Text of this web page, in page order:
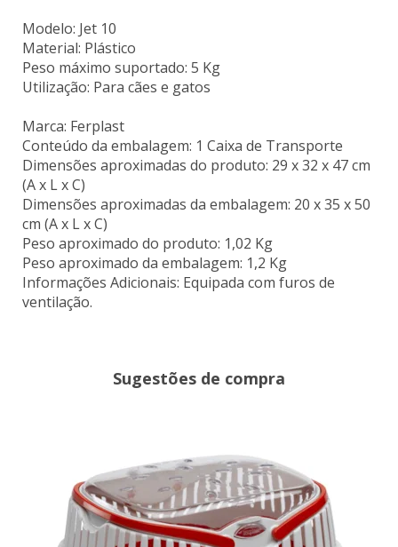
Modelo: Jet 10
Material: Plástico
Peso máximo suportado: 5 Kg
Utilização: Para cães e gatos
Marca: Ferplast
Conteúdo da embalagem: 1 Caixa de Transporte
Dimensões aproximadas do produto: 29 x 32 x 47 cm
(A x L x C)
Dimensões aproximadas da embalagem: 20 x 35 x 50
cm (A x L x C)
Peso aproximado do produto: 1,02 Kg
Peso aproximado da embalagem: 1,2 Kg
Informações Adicionais: Equipada com furos de
ventilação.
Sugestões de compra